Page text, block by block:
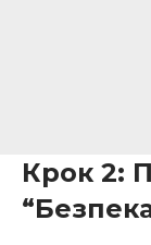
Крок 2: